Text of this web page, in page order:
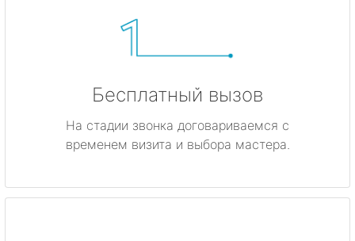
Бесплатный вызов
На стадии звонка договариваемся с
временем визита и выбора мастера.